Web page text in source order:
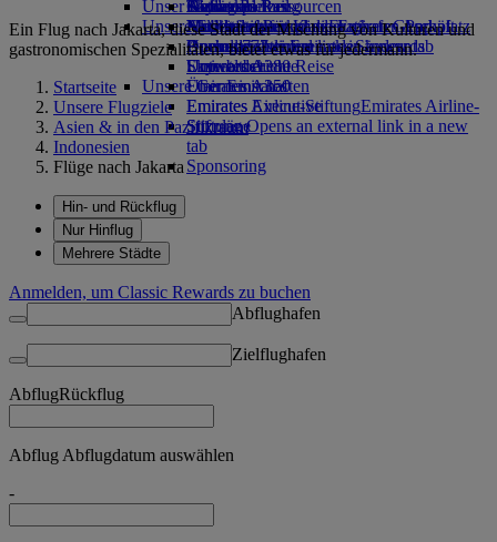
Airline Partner
Flughafen-ParkplatzFlughafen-Parkplatz
Opens an external link in a new tab
Getränke
Unsere Flotte
Boeing 777
Emirates A380
Emirates A350
Emirates Executive
Sitzpläne
Kinderspielzeug
Aktivitäten für Kinder
Unser Planet
Nachhaltigkeit im operativen Geschäft
Umweltrichtlinien
Umweltberichte
Unsere Gemeinschaften
Emirates Airline-StiftungEmirates Airline-
Stiftung Opens an external link in a new
tab
Sponsoring
Skywards Rail
Meilenrechner
Anmelden bei Emirates Skywards
Skywards+
Anfragen
Tools und Ressourcen
Mobiltelefon und die Emirates App
Buchung stornieren oder ändern
Unterbrochene Reise
Über Emirates
Ein Flug nach Jakarta, diese Stadt der Mischung von Kulturen und
gastronomischen Spezialitäten, bietet etwas für jedermann.
Startseite
Unsere Flugziele
Asien & in den Pazifikraum
Indonesien
Flüge nach Jakarta
Hin- und Rückflug
Nur Hinflug
Mehrere Städte
Anmelden, um Classic Rewards zu buchen
Abflughafen
Zielflughafen
AbflugRückflug
Abflug Abflugdatum auswählen
-